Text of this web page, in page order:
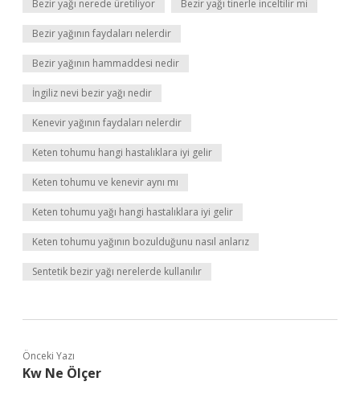
Bezir yağı nerede üretiliyor Bezir yağı tinerle inceltilir mi
Bezir yağının faydaları nelerdir
Bezir yağının hammaddesi nedir
İngiliz nevi bezir yağı nedir
Kenevir yağının faydaları nelerdir
Keten tohumu hangi hastalıklara iyi gelir
Keten tohumu ve kenevir aynı mı
Keten tohumu yağı hangi hastalıklara iyi gelir
Keten tohumu yağının bozulduğunu nasıl anlarız
Sentetik bezir yağı nerelerde kullanılır
Önceki Yazı
Kw Ne Ölçer